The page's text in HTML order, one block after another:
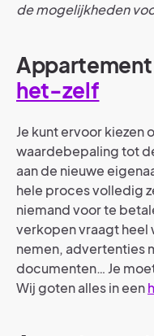
de mogelijkheden
het-zelf
Je kunt ervoor kiezen
waardebepaling tot
aan de nieuwe
hele proces volledig
niemand voor te
verkopen vraagt heel
nemen, advertenties
documenten… Je
Wij goten alles in een